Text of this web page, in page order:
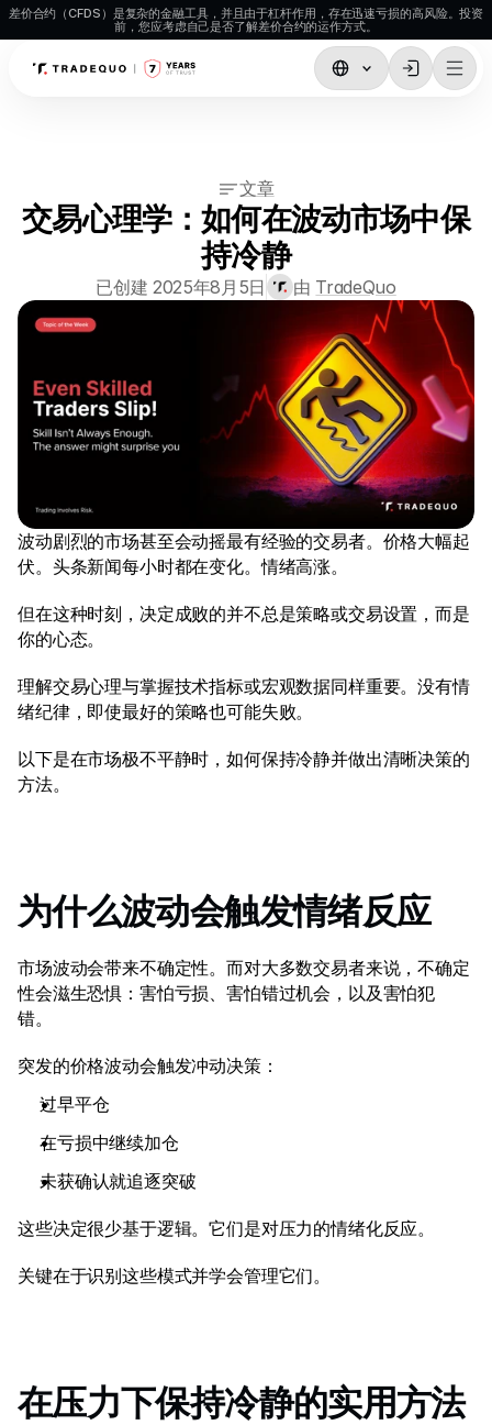
差价合约（CFDS）是复杂的金融工具，并且由于杠杆作用，存在迅速亏损的高风险。投资
前，您应考虑自己是否了解差价合约的运作方式。
MetaTrader4
Social Trading
存款与取款
账户规格
外汇
贵金属
索引
股票
能源
公司
关于我们
隐私政策
联系我们
法律文件
招聘
了解
博客
投资入门 101
合作伙伴
文章
交易心理学：如何在波动市场中保
持冷静
已创建 2025年8月5日 由 TradeQuo
波动剧烈的市场甚至会动摇最有经验的交易者。价格大幅起
伏。头条新闻每小时都在变化。情绪高涨。
但在这种时刻，决定成败的并不总是策略或交易设置，而是
你的心态。
理解交易心理与掌握技术指标或宏观数据同样重要。没有情
绪纪律，即使最好的策略也可能失败。
以下是在市场极不平静时，如何保持冷静并做出清晰决策的
方法。
为什么波动会触发情绪反应
市场波动会带来不确定性。而对大多数交易者来说，不确定
性会滋生恐惧：害怕亏损、害怕错过机会，以及害怕犯
错。
突发的价格波动会触发冲动决策：
过早平仓
在亏损中继续加仓
未获确认就追逐突破
这些决定很少基于逻辑。它们是对压力的情绪化反应。
关键在于识别这些模式并学会管理它们。
在压力下保持冷静的实用方法